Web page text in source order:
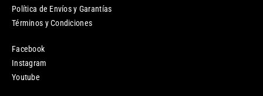
Política de Envíos y Garantías
Términos y Condiciones
Facebook
Instagram
Youtube